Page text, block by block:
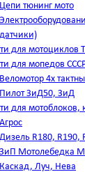
Цепи тюнинг мото
датчики)
для мотоциклов
для мопедов
Веломотор 4х
Пилот ЗиД50, ЗиД
для мотоблоков,
Агрос
Дизель R180, R190,
ЗиП Мотолебедка
Каскад, Луч, Нева